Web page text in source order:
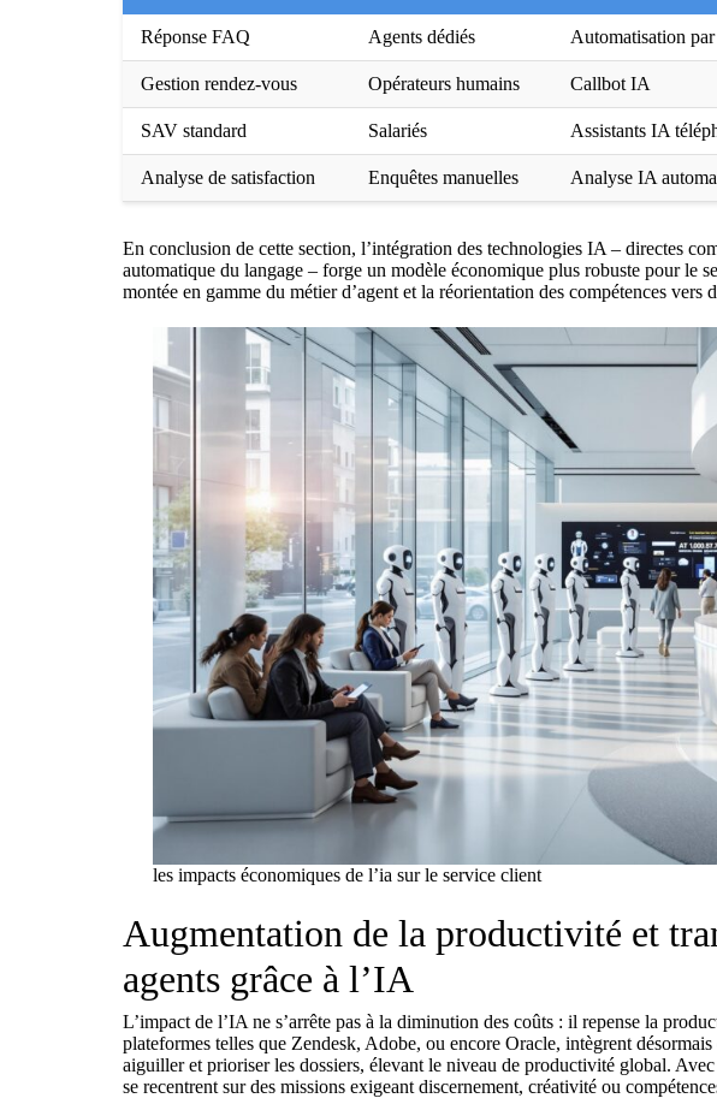
Réponse FAQ Agents dédiés Automatisation
Gestion rendez-vous Opérateurs humains Callbot IA
SAV standard Salariés Assistants IA
Analyse de satisfaction Enquêtes manuelles Analyse IA
En conclusion de cette section, l’intégration des technologies IA – directes
automatique du langage – forge un modèle économique plus robuste pour le
montée en gamme du métier d’agent et la réorientation des compétences vers
les impacts économiques de l’ia sur le service client
Augmentation de la productivité et
agents grâce à l’IA
L’impact de l’IA ne s’arrête pas à la diminution des coûts : il repense la
plateformes telles que Zendesk, Adobe, ou encore Oracle, intègrent
aiguiller et prioriser les dossiers, élevant le niveau de productivité global.
se recentrent sur des missions exigeant discernement, créativité ou